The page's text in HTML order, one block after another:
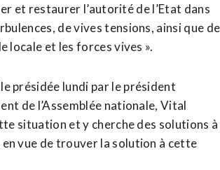
et restaurer l’autorité de l’Etat dans
de vives tensions, ainsi que
locale et les forces vives ».
présidée lundi par le président
de l’Assemblée nationale, Vital
situation et y cherche des solutions à
vue de trouver la solution à cette